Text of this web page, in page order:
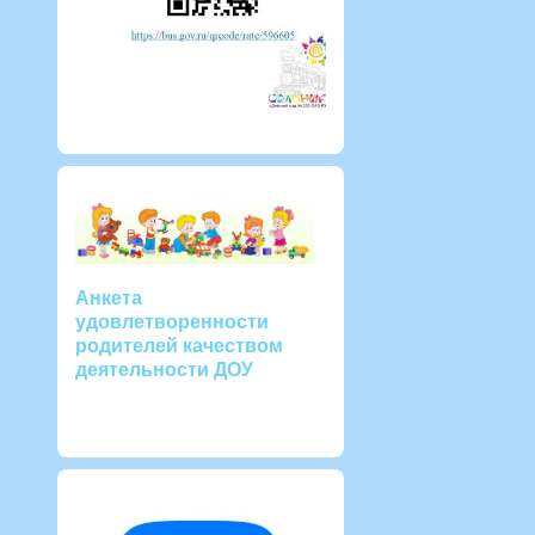
Анкета
удовлетворенности
родителей качеством
деятельности ДОУ